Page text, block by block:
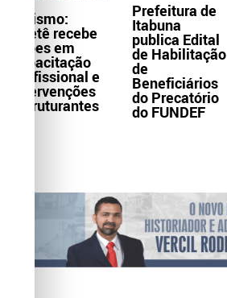
Turismo:
Itaetê recebe
ações em
capacitação
profissional e
intervenções
estruturantes
Prefeitura de
Itabuna
publica Edital
de Habilitação
de
Beneficiários
do Precatório
do FUNDEF